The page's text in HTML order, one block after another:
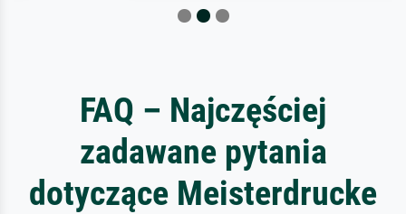
FAQ – Najczęściej
zadawane pytania
dotyczące Meisterdrucke